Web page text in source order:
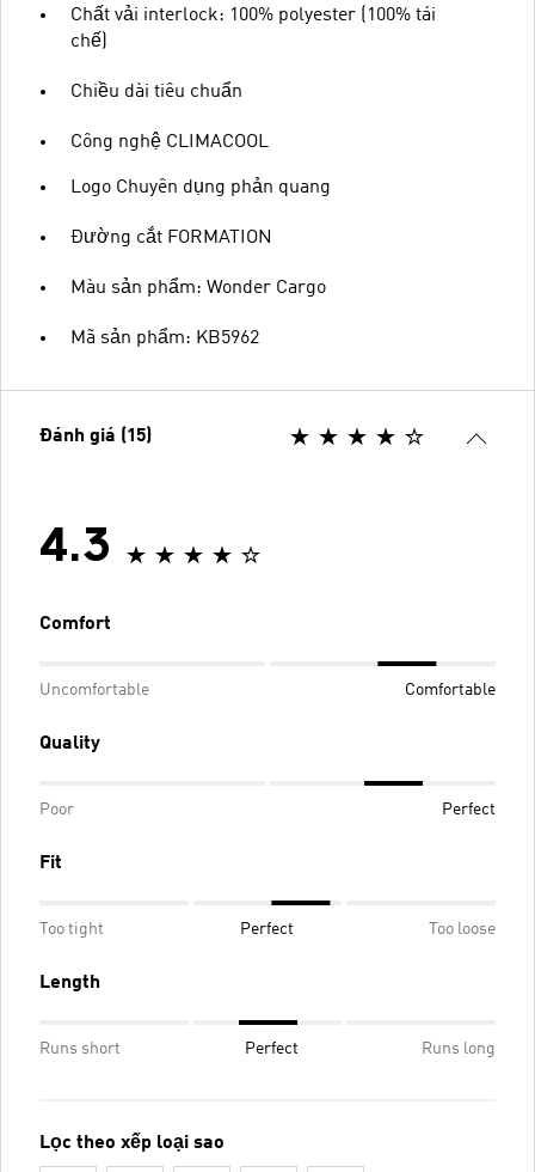
Chất vải interlock: 100% polyester (100% tái
chế)
Chiều dài tiêu chuẩn
Công nghệ CLIMACOOL
Logo Chuyên dụng phản quang
Đường cắt FORMATION
Màu sản phẩm: Wonder Cargo
Mã sản phẩm: KB5962
Đánh giá (15)
4.3
Comfort
Uncomfortable Comfortable
Quality
Poor Perfect
Fit
Too tight Perfect Too loose
Length
Runs short Perfect Runs long
Lọc theo xếp loại sao